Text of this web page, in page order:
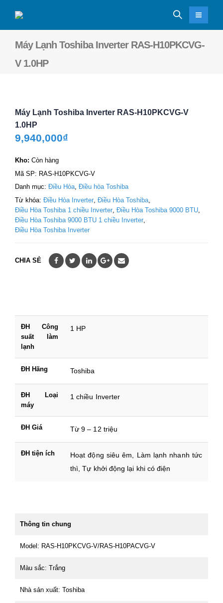
Máy Lạnh Toshiba Inverter RAS-H10PKCVG-
V 1.0HP
Máy Lạnh Toshiba Inverter RAS-H10PKCVG-V
1.0HP
9,940,000₫
Kho: Còn hàng
Mã SP: RAS-H10PKCVG-V
Danh mục: Điều Hòa, Điều hòa Toshiba
Từ khóa: Điều Hòa Inverter Điều Hòa Toshiba
Điều Hòa Toshiba 1 chiều Inverter Điều Hòa Toshiba 9000 BTU
Điều Hòa Toshiba 9000 BTU 1 chiều Inverter
Điều Hòa Toshiba Inverter
CHIA SẺ
ĐH Công
suất làm
lạnh
1 HP
ĐH Hãng Toshiba
ĐH Loại
máy
1 chiều Inverter
ĐH Giá Từ 9 – 12 triệu
ĐH tiện ích
Hoạt động siêu êm, Làm lạnh nhanh tức
thì, Tự khởi động lại khi có điện
Thông tin chung
Model: RAS-H10PKCVG-V/RAS-H10PACVG-V
Màu sắc: Trắng
Nhà sản xuất: Toshiba